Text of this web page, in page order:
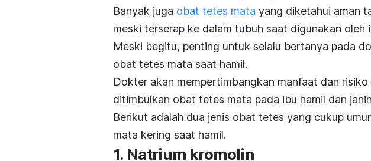
Banyak juga obat tetes mata yang diketahui aman
meski terserap ke dalam tubuh saat digunakan oleh
Meski begitu, penting untuk selalu bertanya pada
obat tetes mata saat hamil.
Dokter akan mempertimbangkan manfaat dan
ditimbulkan obat tetes mata pada ibu hamil dan
Berikut adalah dua jenis obat tetes yang cukup
mata kering saat hamil.
1. Natrium kromolin